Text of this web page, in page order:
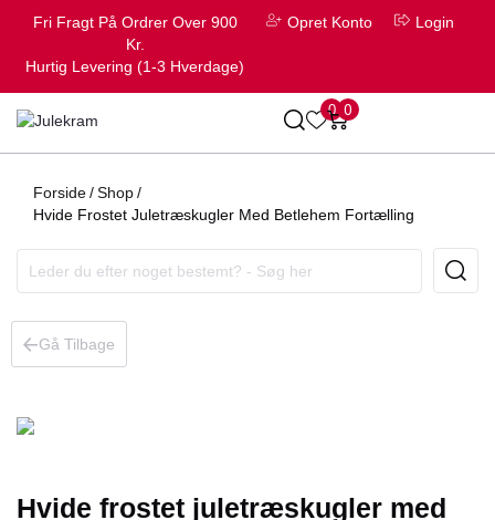
Fri Fragt På Ordrer Over 900
Kr.
Hurtig Levering (1-3 Hverdage)
Opret Konto Login
0 0
Forside/Shop/
Hvide Frostet Juletræskugler Med Betlehem Fortælling
Gå Tilbage
Hvide frostet juletræskugler med